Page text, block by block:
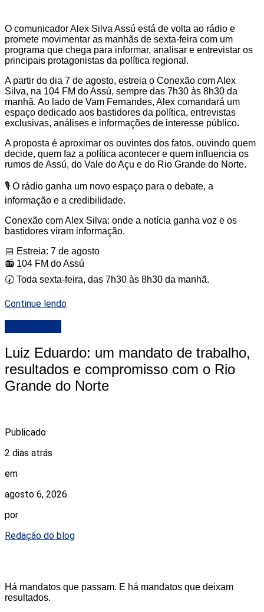
O comunicador Alex Silva Assú está de volta ao rádio e
promete movimentar as manhãs de sexta-feira com um
programa que chega para informar, analisar e entrevistar os
principais protagonistas da política regional.
A partir do dia 7 de agosto, estreia o Conexão com Alex
Silva, na 104 FM do Assú, sempre das 7h30 às 8h30 da
manhã. Ao lado de Vam Fernandes, Alex comandará um
espaço dedicado aos bastidores da política, entrevistas
exclusivas, análises e informações de interesse público.
A proposta é aproximar os ouvintes dos fatos, ouvindo quem
decide, quem faz a política acontecer e quem influencia os
rumos de Assú, do Vale do Açu e do Rio Grande do Norte.
🎙️ O rádio ganha um novo espaço para o debate, a
informação e a credibilidade.
Conexão com Alex Silva: onde a notícia ganha voz e os
bastidores viram informação.
📅 Estreia: 7 de agosto
📻 104 FM do Assú
🕢 Toda sexta-feira, das 7h30 às 8h30 da manhã.
Continue lendo
Luiz Eduardo: um mandato de trabalho,
resultados e compromisso com o Rio
Grande do Norte
Publicado
2 dias atrás
em
agosto 6, 2026
por
Redação do blog
Há mandatos que passam. E há mandatos que deixam
resultados.